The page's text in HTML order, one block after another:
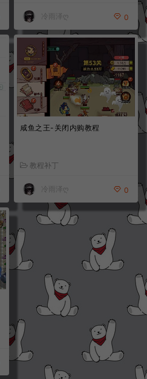
冷雨泽ღ 0
咸鱼之王-关闭内购教程
教程补丁
冷雨泽ღ 0